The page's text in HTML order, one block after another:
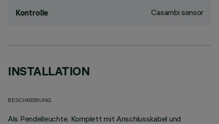
Kontrolle Casambi sensor
INSTALLATION
BESCHREIBUNG
Als Pendelleuchte. Komplett mit Anschlusskabel und